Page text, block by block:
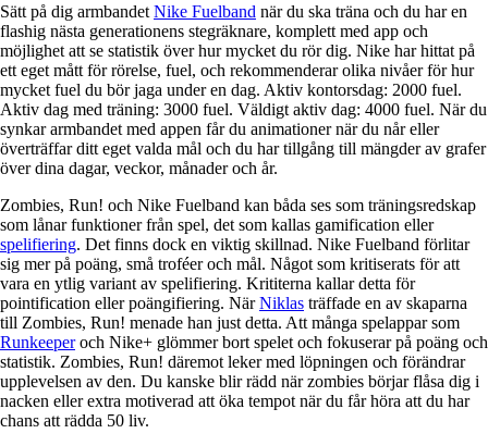
Sätt på dig armbandet Nike Fuelband när du ska träna och du har en
flashig nästa generationens stegräknare, komplett med app och
möjlighet att se statistik över hur mycket du rör dig. Nike har hittat på
ett eget mått för rörelse, fuel, och rekommenderar olika nivåer för hur
mycket fuel du bör jaga under en dag. Aktiv kontorsdag: 2000 fuel.
Aktiv dag med träning: 3000 fuel. Väldigt aktiv dag: 4000 fuel. När du
synkar armbandet med appen får du animationer när du når eller
överträffar ditt eget valda mål och du har tillgång till mängder av grafer
över dina dagar, veckor, månader och år.
Zombies, Run! och Nike Fuelband kan båda ses som träningsredskap
som lånar funktioner från spel, det som kallas gamification eller
spelifiering. Det finns dock en viktig skillnad. Nike Fuelband förlitar
sig mer på poäng, små troféer och mål. Något som kritiserats för att
vara en ytlig variant av spelifiering. Krititerna kallar detta för
pointification eller poängifiering. NärNiklas träffade en av skaparna
till Zombies, Run! menade han just detta. Att många spelappar som
Runkeeperoch Nike+ glömmer bort spelet och fokuserar på poäng och
statistik. Zombies, Run! däremot leker med löpningen och förändrar
upplevelsen av den. Du kanske blir rädd när zombies börjar flåsa dig i
nacken eller extra motiverad att öka tempot när du får höra att du har
chans att rädda 50 liv.